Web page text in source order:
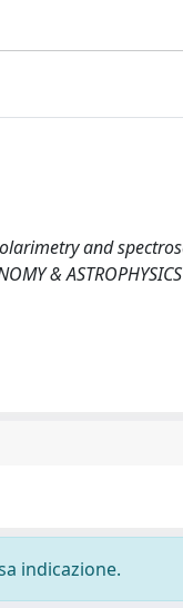
and
&
indicazione.